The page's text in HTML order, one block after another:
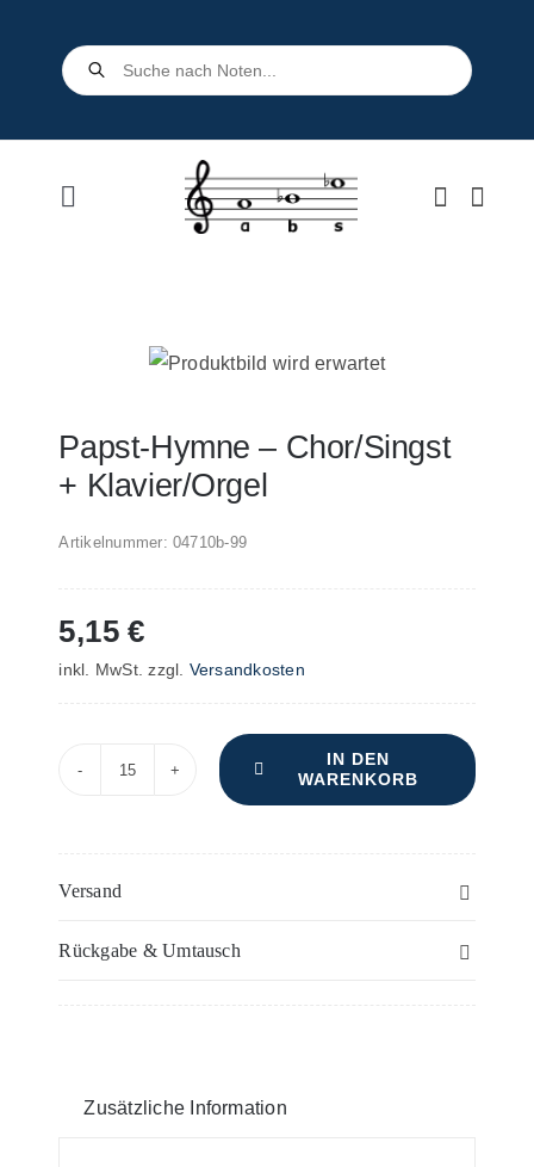
Products
search
Toggle
Kontakt
Papst-Hymne – Chor/Singst
+ Klavier/Orgel
Artikelnummer: 04710b-99
5,15€
inkl. MwSt. zzgl. Versandkosten
Klavier/Orgel
IN DEN
WARENKORB
Versand
Rückgabe & Umtausch
Zusätzliche Information